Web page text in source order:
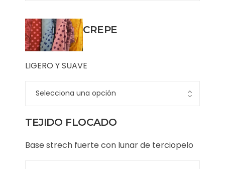
CREPE
LIGERO Y SUAVE
TEJIDO FLOCADO
Base strech fuerte con lunar de terciopelo